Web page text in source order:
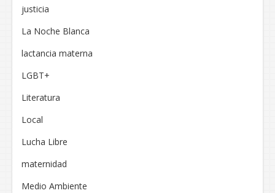
justicia
La Noche Blanca
lactancia materna
LGBT+
Literatura
Local
Lucha Libre
maternidad
Medio Ambiente